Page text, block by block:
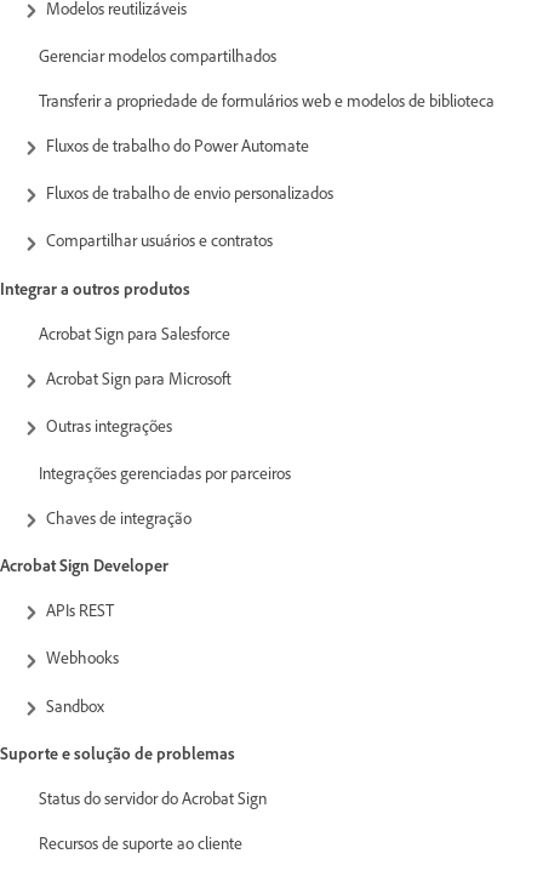
Modelos reutilizáveis
Gerenciar modelos compartilhados
Transferir a propriedade de formulários web e modelos de biblioteca
Fluxos de trabalho do Power Automate
Fluxos de trabalho de envio personalizados
Compartilhar usuários e contratos
Integrar a outros produtos
Acrobat Sign para Salesforce
Acrobat Sign para Microsoft
Outras integrações
Integrações gerenciadas por parceiros
Chaves de integração
Acrobat Sign Developer
APIs REST
Webhooks
Sandbox
Suporte e solução de problemas
Status do servidor do Acrobat Sign
Recursos de suporte ao cliente